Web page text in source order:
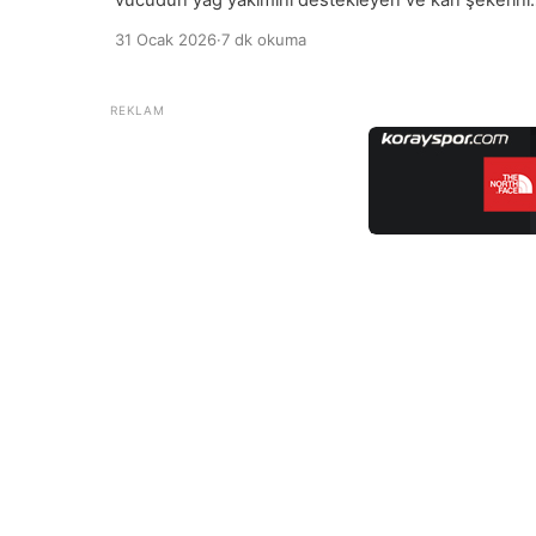
hedef, özellikle karın bölgesinde biriken yağların
gereksiz kalori alımını sınırlamaktır. Dengeli bir
beslenme planı, düzenli fiziksel aktiviteyle
birleştiğinde daha etkili sonuç verir. Bu beslenme
31 Ocak 2026·7 dk okuma